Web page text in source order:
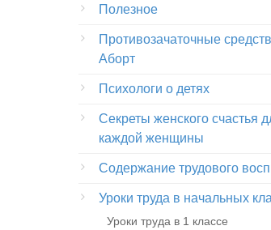
Полезное
Противозачаточные
Аборт
Психологи о детях
Секреты женского счастья
каждой женщины
Содержание трудового
Уроки труда в начальных
Уроки труда в 1 классе